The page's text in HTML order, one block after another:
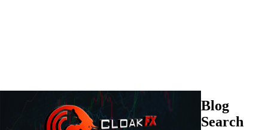
Blog
Search